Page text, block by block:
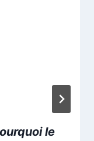
le